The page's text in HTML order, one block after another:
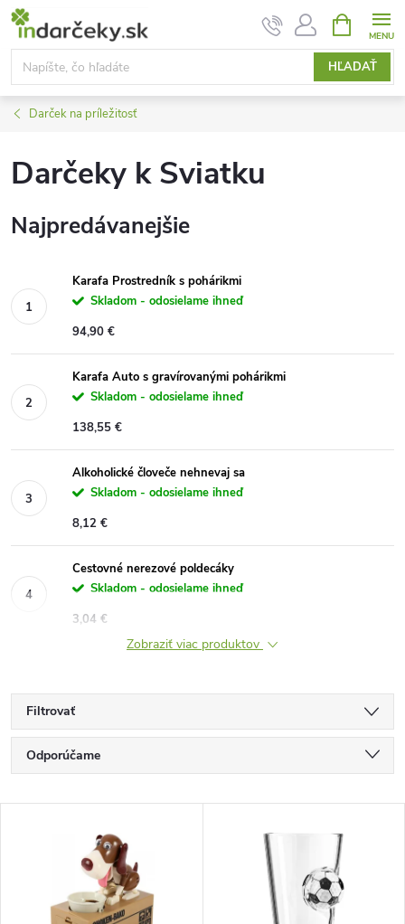
Prejsť
obsah
HĽADAŤ
KOŠÍK
Darček na príležitosť
Darčeky k Sviatku
Najpredávanejšie
Karafa Prostredník s pohárikmi
Skladom - odosielame ihneď
94,90 €
Karafa Auto s gravírovanými pohárikmi
Skladom - odosielame ihneď
138,55 €
Alkoholické človeče nehnevaj sa
Skladom - odosielame ihneď
8,12 €
Cestovné nerezové poldecáky
Skladom - odosielame ihneď
3,04 €
Zobraziť viac produktov
Filtrovať
R
a
Odporúčame
Najpredávanejšie
Abecedne